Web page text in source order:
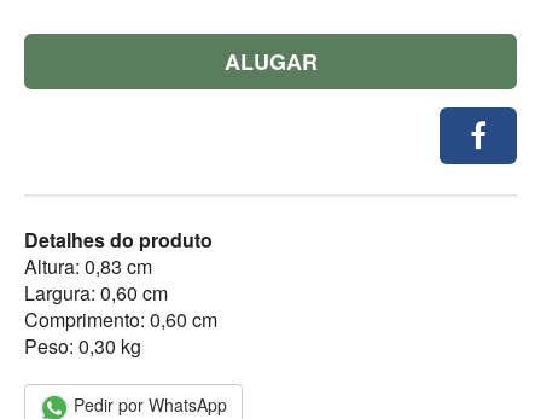
ALUGAR
Detalhes do produto
Altura: 0,83 cm
Largura: 0,60 cm
Comprimento: 0,60 cm
Peso: 0,30 kg
Pedir por WhatsApp